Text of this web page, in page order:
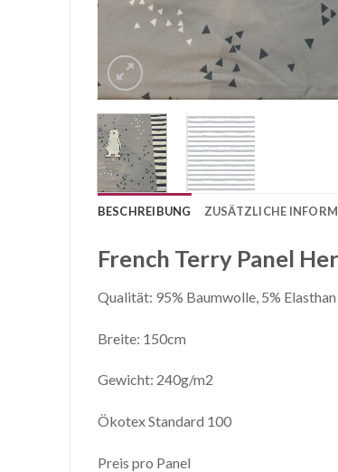
BESCHREIBUNG ZUSÄTZLICHE
French Terry Panel
Qualität: 95% Baumwolle, 5% Elasthan
Breite: 150cm
Gewicht: 240g/m2
Ökotex Standard 100
Preis pro Panel